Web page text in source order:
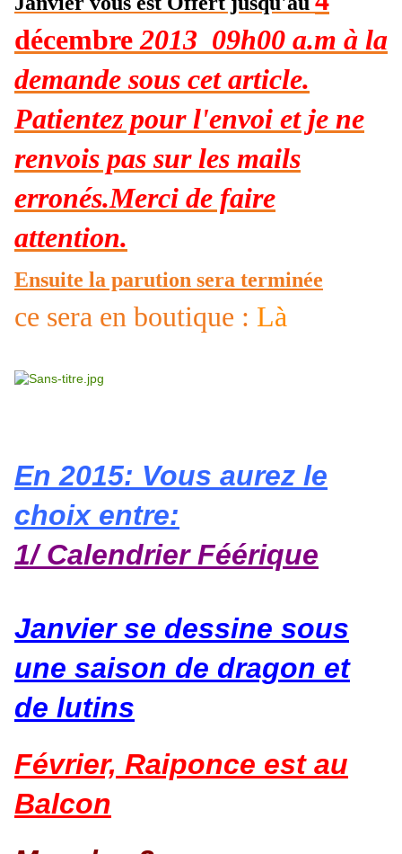
décembre2013 09h00 a.m à la
demande sous cet article.
Patientez pour l'envoi et je ne
renvois pas sur les mails
erronés.Merci de faire
attention.
Ensuite la parution sera terminée
ce sera en boutique : Là
En 2015: Vous aurez le
choix entre:
1/ Calendrier Féérique
Janvier se dessine sous
une saison de dragon et
de lutins
Février, Raiponce est au
Balcon